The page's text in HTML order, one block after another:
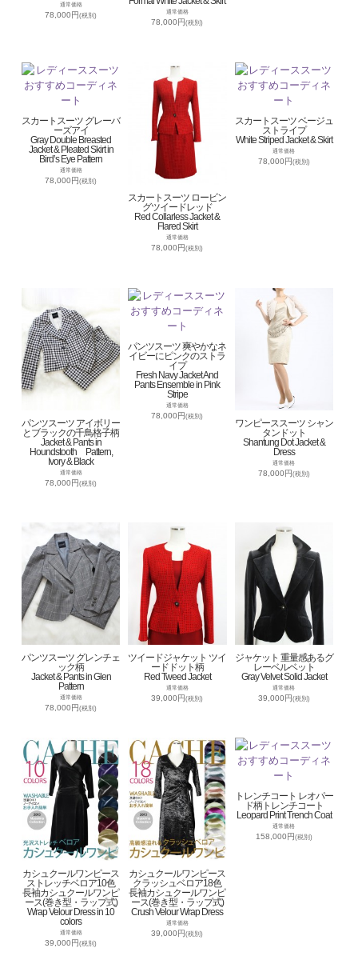
通常価格
78,000円(税別)
通常価格
78,000円(税別)
スカートスーツ グレーバ
ーズアイ
Gray Double Breasted
Jacket & Pleated Skirt in
Bird’s Eye Pattern
通常価格
78,000円(税別)
スカートスーツ ロービン
グツイードレッド
Red Collarless Jacket &
Flared Skirt
通常価格
78,000円(税別)
スカートスーツ ベージュ
ストライプ
White Striped Jacket & Skirt
通常価格
78,000円(税別)
パンツスーツ アイボリー
とブラックの千鳥格子柄
Jacket & Pants in
Houndstooth Pattern,
Ivory & Black
通常価格
78,000円(税別)
パンツスーツ 爽やかなネ
イビーにピンクのストラ
イプ
Fresh Navy Jacket And
Pants Ensemble in Pink
Stripe
通常価格
78,000円(税別)
ワンピーススーツ シャン
タンドット
Shantung Dot Jacket &
Dress
通常価格
78,000円(税別)
パンツスーツ グレンチェ
ック柄
Jacket & Pants in Glen
Pattern
通常価格
78,000円(税別)
ツイードジャケット ツイ
ードドット柄
Red Tweed Jacket
通常価格
39,000円(税別)
ジャケット 重量感あるグ
レーベルベット
Gray Velvet Solid Jacket
通常価格
39,000円(税別)
カシュクールワンピース
ストレッチベロア10色
長袖カシュクールワンピ
ース(巻き型・ラップ式)
Wrap Velour Dress in 10
colors
通常価格
39,000円(税別)
カシュクールワンピース
クラッシュベロア18色
長袖カシュクールワンピ
ース(巻き型・ラップ式)
Crush Velour Wrap Dress
通常価格
39,000円(税別)
トレンチコート レオパー
ド柄トレンチコート
Leopard Print Trench Coat
通常価格
158,000円(税別)